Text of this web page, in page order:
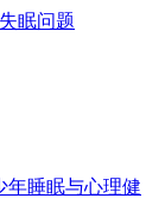
年睡眠与心理健